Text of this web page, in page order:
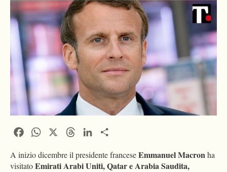
FacebookWhatsApp ThreadsLinkedIn
A inizio dicembre il presidente franceseEmmanuel Macronha
visitatoEmirati Arabi Uniti, Qatar e Arabia Saudita,